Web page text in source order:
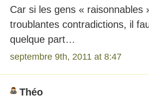
Car si les gens «
troublantes contradictions, il
quelque part…
septembre 9th, 2011 at 8:47
Théo